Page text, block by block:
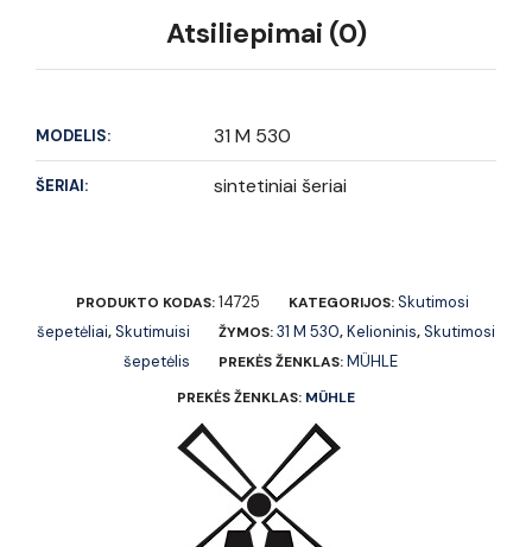
Atsiliepimai (0)
MODELIS: 31 M 530
ŠERIAI: sintetiniai šeriai
PRODUKTO KODAS:14725 KATEGORIJOS:Skutimosi
šepetėliai,Skutimuisi ŽYMOS:31 M 530,Kelioninis,Skutimosi
šepetėlis
PREKĖS ŽENKLAS:MÜHLE
PREKĖS ŽENKLAS: MÜHLE